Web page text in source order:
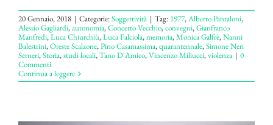
20 Gennaio, 2018 | Categorie:Soggettività | Tag: 1977,Alberto Pantaloni,
Alessio Gagliardi,autonomia,Concetto Vecchio,convegni,Gianfranco
Manfredi,Luca Chiurchiù,Luca Falciola,memoria,Monica Galfrè,Nanni
Balestrini,Oreste Scalzone,Pino Casamassima,quarantennale,Simone Neri
Serneri,Storia,studi locali,Tano D'Amico,Vincenzo Miliucci,violenza | 0
Commenti
Continua a leggere